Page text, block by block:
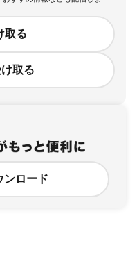
取る
取る
ンロード